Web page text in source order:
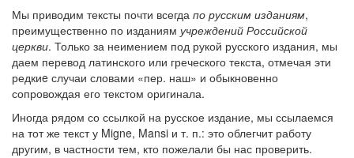
Мы приводим тексты почти всегда по русским изданиям,
преимущественно по изданиям учреждений Российской
церкви. Только за неимением под рукой русского издания, мы
даем перевод латинского или греческого текста, отмечая эти
редкиe случаи словами «пер. наш» и обыкновенно
сопровождая его текстом оригинала.
Иногда рядом со ссылкой на русское издание, мы ссылаемся
на тот же текст у Migne, Mansi и т. п.: это облегчит работу
другим, в частности тем, кто пожелали бы нас проверить.